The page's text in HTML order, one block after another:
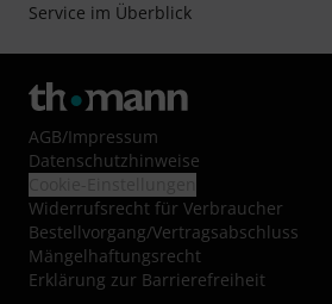
Service im Überblick
AGB/Impressum
Datenschutzhinweise
Widerrufsrecht für Verbraucher
Bestellvorgang/Vertragsabschluss
Mängelhaftungsrecht
Erklärung zur Barrierefreiheit